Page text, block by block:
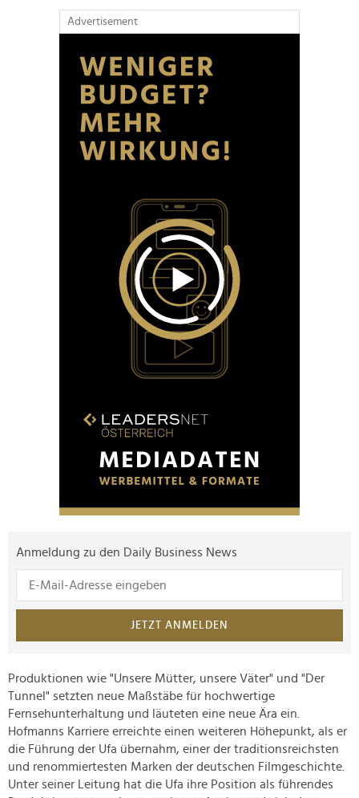
Advertisement
Anmeldung zu den Daily Business News
JETZT ANMELDEN
Produktionen wie "Unsere Mütter, unsere Väter" und "Der
Tunnel" setzten neue Maßstäbe für hochwertige
Fernsehunterhaltung und läuteten eine neue Ära ein.
Hofmanns Karriere erreichte einen weiteren Höhepunkt, als er
die Führung der Ufa übernahm, einer der traditionsreichsten
und renommiertesten Marken der deutschen Filmgeschichte.
Unter seiner Leitung hat die Ufa ihre Position als führendes